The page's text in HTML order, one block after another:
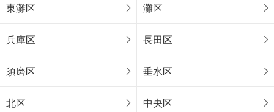
東灘区 灘区
兵庫区 長田区
須磨区 垂水区
北区 中央区